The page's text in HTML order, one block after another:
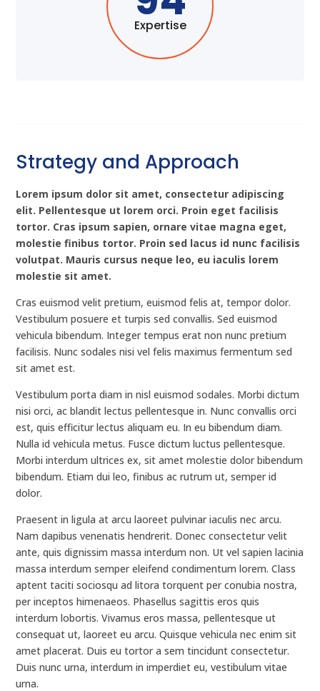
Expertise
Strategy and Approach
Lorem ipsum dolor sit amet, consectetur adipiscing
elit. Pellentesque ut lorem orci. Proin eget facilisis
tortor. Cras ipsum sapien, ornare vitae magna eget,
molestie finibus tortor. Proin sed lacus id nunc facilisis
volutpat. Mauris cursus neque leo, eu iaculis lorem
molestie sit amet.
Cras euismod velit pretium, euismod felis at, tempor dolor.
Vestibulum posuere et turpis sed convallis. Sed euismod
vehicula bibendum. Integer tempus erat non nunc pretium
facilisis. Nunc sodales nisi vel felis maximus fermentum sed
sit amet est.
Vestibulum porta diam in nisl euismod sodales. Morbi dictum
nisi orci, ac blandit lectus pellentesque in. Nunc convallis orci
est, quis efficitur lectus aliquam eu. In eu bibendum diam.
Nulla id vehicula metus. Fusce dictum luctus pellentesque.
Morbi interdum ultrices ex, sit amet molestie dolor bibendum
bibendum. Etiam dui leo, finibus ac rutrum ut, semper id
dolor.
Praesent in ligula at arcu laoreet pulvinar iaculis nec arcu.
Nam dapibus venenatis hendrerit. Donec consectetur velit
ante, quis dignissim massa interdum non. Ut vel sapien lacinia
massa interdum semper eleifend condimentum lorem. Class
aptent taciti sociosqu ad litora torquent per conubia nostra,
per inceptos himenaeos. Phasellus sagittis eros quis
interdum lobortis. Vivamus eros massa, pellentesque ut
consequat ut, laoreet eu arcu. Quisque vehicula nec enim sit
amet placerat. Duis eu tortor a sem tincidunt consectetur.
Duis nunc urna, interdum in imperdiet eu, vestibulum vitae
urna.